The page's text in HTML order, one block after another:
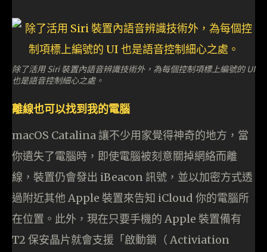
除了活用 Siri 裝置內語音辨識技術外，為每個控制項標上編號的 UI
也是語音控制細心之處。
離線也可以找到我的電腦
macOS Catalina 讓不少用家覺得神奇的地方，當
你遺失了電腦時，即使電腦被刻意關掉網絡而離
線，裝置仍會發出 iBeacon 訊號，並以加密方式透
過附近其他 Apple 裝置來告知 iCloud 你的電腦所
在位置。此外，現在只要手機的 Apple 裝置備有
T2 保安晶片就會支援「啟動鎖（ Activiation